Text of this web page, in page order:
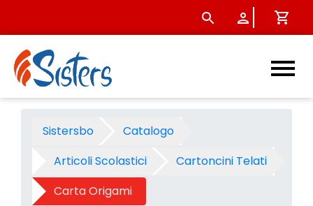
Carta Origami - Categoria
Sistersbo
Catalogo
Articoli Scolastici
Cartoncini Telati
Carta Origami